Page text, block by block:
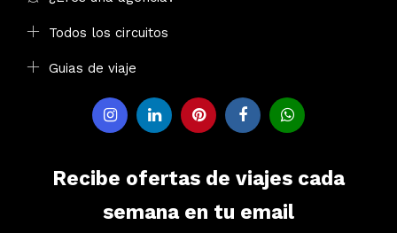
Todos los circuitos
Guias de viaje
Recibe ofertas de viajes cada
semana en tu email